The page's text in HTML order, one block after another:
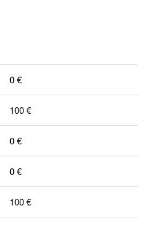
0 €
100 €
0 €
0 €
100 €